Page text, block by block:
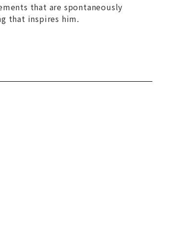
that are spontaneously
that inspires him.